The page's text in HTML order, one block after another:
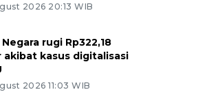
2026 20:13 WIB
Negara rugi Rp322,18
akibat kasus digitalisasi
2026 11:03 WIB